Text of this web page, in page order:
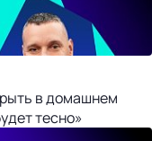
в домашнем
тесно»